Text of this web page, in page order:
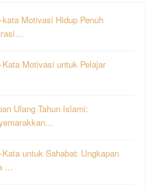
kata Motivasi Hidup Penuh
Kata Motivasi untuk Pelajar
Ulang Tahun Islami:
Kata untuk Sahabat: Ungkapan
…